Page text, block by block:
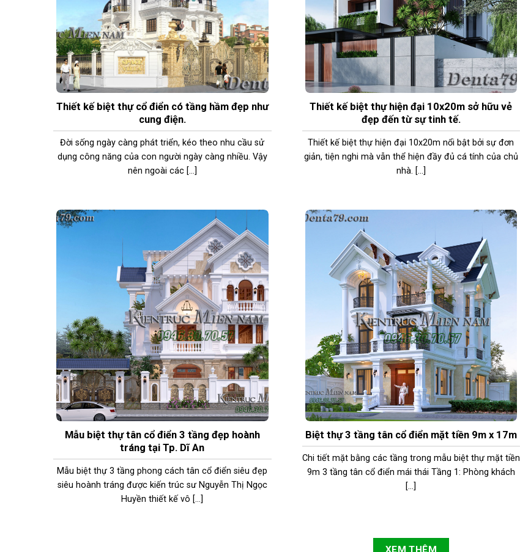
Thiết kế biệt thự cổ điển có tầng hầm đẹp như
cung điện.
Đời sống ngày càng phát triển, kéo theo nhu cầu sử
dụng công năng của con người ngày càng nhiều. Vậy
nên ngoài các [...]
Thiết kế biệt thự hiện đại 10x20m sở hữu vẻ
đẹp đến từ sự tinh tế.
Thiết kế biệt thự hiện đại 10x20m nổi bật bởi sự đơn
giản, tiện nghi mà vẫn thể hiện đầy đủ cá tính của chủ
nhà. [...]
Mẫu biệt thự tân cổ điển 3 tầng đẹp hoành
tráng tại Tp. Dĩ An
Mẫu biệt thự 3 tầng phong cách tân cổ điển siêu đẹp
siêu hoành tráng được kiến trúc sư Nguyễn Thị Ngọc
Huyền thiết kế vô [...]
Biệt thự 3 tầng tân cổ điển mặt tiền 9m x 17m
Chi tiết mặt bằng các tầng trong mẫu biệt thự mặt tiền
9m 3 tầng tân cổ điển mái thái Tầng 1: Phòng khách
[...]
XEM THÊM